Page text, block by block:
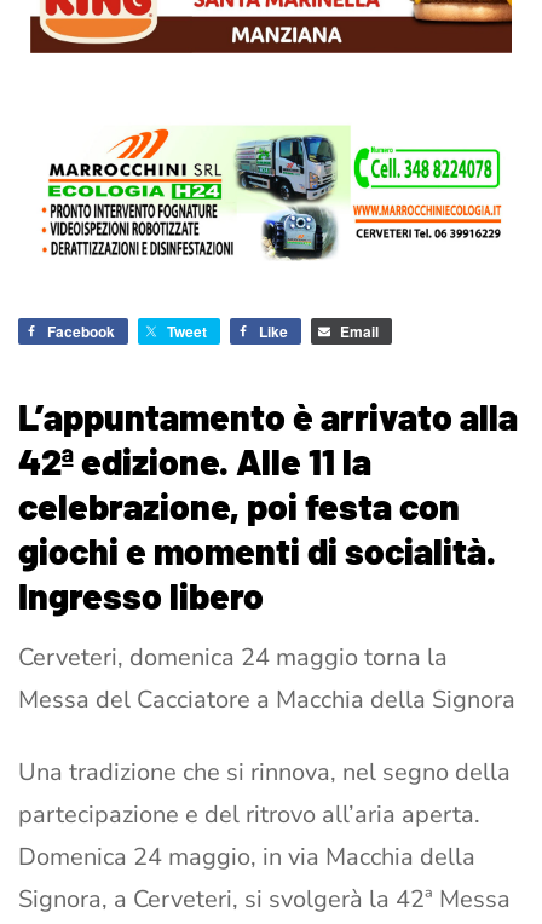
Facebook Tweet Like Email
L’appuntamento è arrivato alla
42ª edizione. Alle 11 la
celebrazione, poi festa con
giochi e momenti di socialità.
Ingresso libero
Cerveteri, domenica 24 maggio torna la
Messa del Cacciatore a Macchia della Signora
Una tradizione che si rinnova, nel segno della
partecipazione e del ritrovo all’aria aperta.
Domenica 24 maggio, in via Macchia della
Signora, a Cerveteri, si svolgerà la 42ª Messa